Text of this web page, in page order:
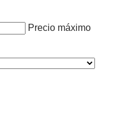
Precio máximo